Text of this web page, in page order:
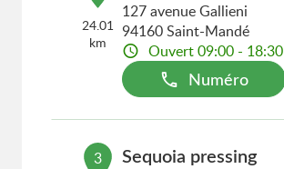
24.01
km
127 avenue Gallieni
94160 Saint-Mandé
Ouvert 09:00 - 18:30
Numéro
3 Sequoia pressing